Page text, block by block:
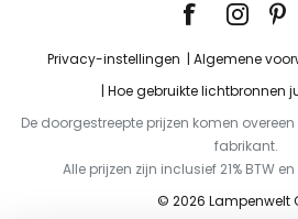
Privacy-instellingen Algemene
Hoe gebruikte lichtbronnen
De doorgestreepte prijzen komen
fabrikant.
Alle prijzen zijn inclusief 21% BTW
© 2026 Lampenwelt